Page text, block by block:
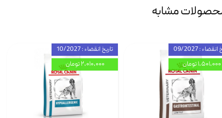
مشابه
تاریخ انقضاء : 10/2027
۲,۰۱۰,۰۰۰ تومان
: 09/2027
۱,۵۰۱,۰۰۰ تومان